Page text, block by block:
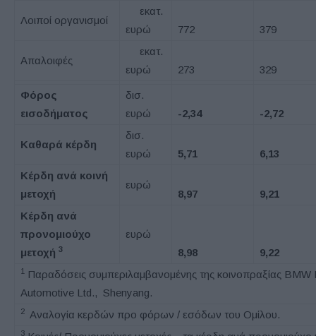
Λοιποί οργανισμοί
εκατ.
ευρώ
772 379
Απαλοιφές
εκατ.
ευρώ
273 329
Φόρος
εισοδήματος
δισ.
ευρώ
-2,34 -2,72
Καθαρά κέρδη
δισ.
ευρώ
5,71
6,13
Κέρδη ανά κοινή
μετοχή
ευρώ
8,97
9,21
Κέρδη ανά
προνομιούχο
μετοχή 3
ευρώ
8,98
9,22
1
Παραδόσεις συμπεριλαμβανομένης της κοινοπραξίας BMW
Automotive Ltd., Shenyang.
2 Αναλογία κερδών προ φόρων / εσόδων του Ομίλου.
3